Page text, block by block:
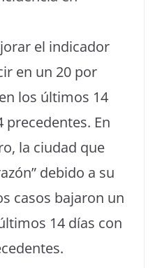
el indicador
en un 20 por
los últimos 14
precedentes. En
la ciudad que
debido a su
casos bajaron un
14 días con